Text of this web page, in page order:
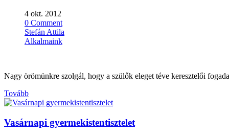
4 okt. 2012
0 Comment
Stefán Attila
Alkalmaink
Nagy örömünkre szolgál, hogy a szülők eleget téve keresztelői
Tovább
Vasárnapi gyermekistentisztelet